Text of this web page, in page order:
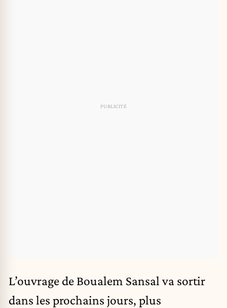
L’ouvrage de Boualem Sansal va sortir
dans les prochains jours, plus